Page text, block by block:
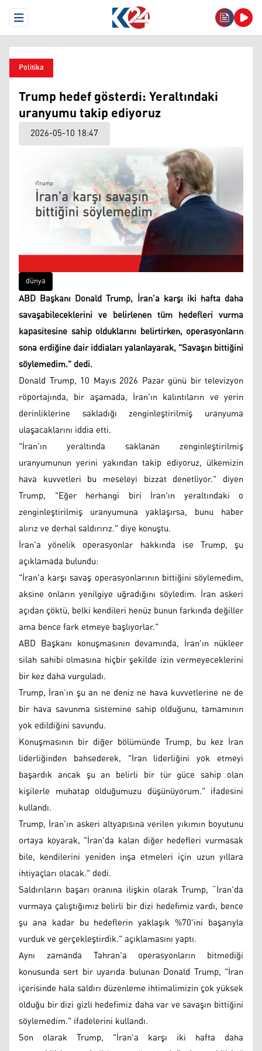
Open Menu
Politika
Trump hedef gösterdi: Yeraltındaki
uranyumu takip ediyoruz
2026-05-10 18:47
dünya
ABD Başkanı Donald Trump, İran’a karşı iki hafta daha
savaşabileceklerini ve belirlenen tüm hedefleri vurma
kapasitesine sahip olduklarını belirtirken, operasyonların
sona erdiğine dair iddiaları yalanlayarak, "Savaşın bittiğini
söylemedim." dedi.
Donald Trump, 10 Mayıs 2026 Pazar günü bir televizyon
röportajında, bir aşamada, İran'ın kalıntıların ve yerin
derinliklerine sakladığı zenginleştirilmiş uranyuma
ulaşacaklarını iddia etti.
"İran'ın yeraltında saklanan zenginleştirilmiş
uranyumunun yerini yakından takip ediyoruz, ülkemizin
hava kuvvetleri bu meseleyi bizzat denetliyor." diyen
Trump, "Eğer herhangi biri İran'ın yeraltındaki o
zenginleştirilmiş uranyumuna yaklaşırsa, bunu haber
alırız ve derhal saldırırız." diye konuştu.
İran'a yönelik operasyonlar hakkında ise Trump, şu
açıklamada bulundu:
"İran'a karşı savaş operasyonlarının bittiğini söylemedim,
aksine onların yenilgiye uğradığını söyledim. İran askeri
açıdan çöktü, belki kendileri henüz bunun farkında değiller
ama bence fark etmeye başlıyorlar."
ABD Başkanı konuşmasının devamında, İran'ın nükleer
silah sahibi olmasına hiçbir şekilde izin vermeyeceklerini
bir kez daha vurguladı.
Trump, İran’ın şu an ne deniz ne hava kuvvetlerine ne de
bir hava savunma sistemine sahip olduğunu, tamamının
yok edildiğini savundu.
Konuşmasının bir diğer bölümünde Trump, bu kez İran
liderliğinden bahsederek, "İran liderliğini yok etmeyi
başardık ancak şu an belirli bir tür güce sahip olan
kişilerle muhatap olduğumuzu düşünüyorum." ifadesini
kullandı.
Trump, İran'ın askeri altyapısına verilen yıkımın boyutunu
ortaya koyarak, "İran'da kalan diğer hedefleri vurmasak
bile, kendilerini yeniden inşa etmeleri için uzun yıllara
ihtiyaçları olacak." dedi.
Saldırıların başarı oranına ilişkin olarak Trump, “İran'da
vurmaya çalıştığımız belirli bir dizi hedefimiz vardı, bence
şu ana kadar bu hedeflerin yaklaşık %70'ini başarıyla
vurduk ve gerçekleştirdik." açıklamasını yaptı.
Aynı zamanda Tahran'a operasyonların bitmediği
konusunda sert bir uyarıda bulunan Donald Trump, "İran
içerisinde hala saldırı düzenleme ihtimalimizin çok yüksek
olduğu bir dizi gizli hedefimiz daha var ve savaşın bittiğini
söylemedim." ifadelerini kullandı.
Son olarak Trump, "İran'a karşı iki hafta daha